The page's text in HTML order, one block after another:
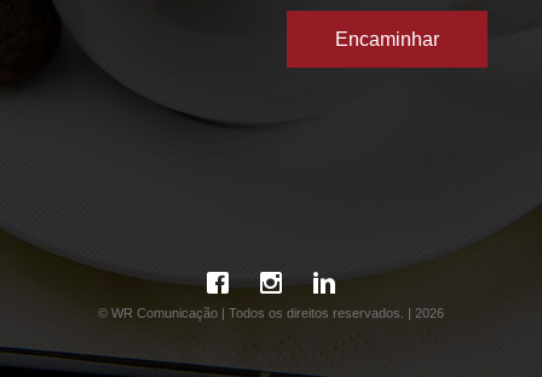
© WR Comunicação | Todos os direitos reservados. | 2026